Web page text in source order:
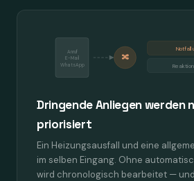
Anruf
E-Mail
WhatsApp
🔀
Notfall
Dringende Anliegen werden
priorisiert
Ein Heizungsausfall und eine
im selben Eingang. Ohne
wird chronologisch bearbeitet —